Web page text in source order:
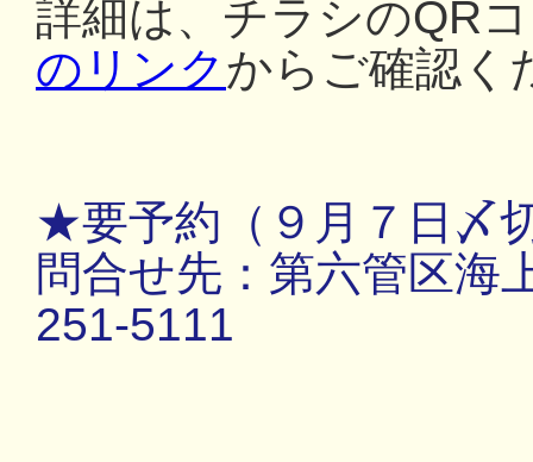
詳細は、チラシのQR
のリンクからご確認く
★要予約（９月７日〆
問合せ先：第六管区海
251-5111